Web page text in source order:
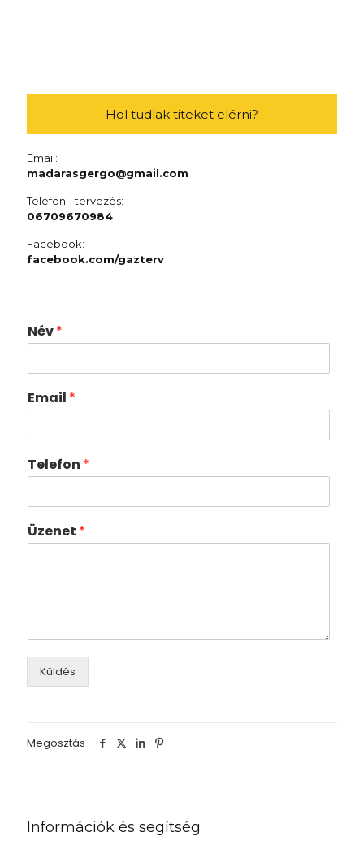
Hol tudlak titeket elérni?
Email:
madarasgergo@gmail.com
Telefon - tervezés:
06709670984
Facebook:
facebook.com/gazterv
Név*
Email *
Telefon *
Üzenet *
Küldés
Megosztás
Információk és segítség